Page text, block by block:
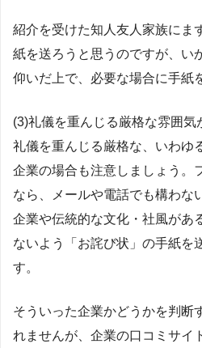
紹介を受けた知人友人家族にま
紙を送ろうと思うのですが、い
仰いだ上で、必要な場合に手紙
(3)礼儀を重んじる厳格な雰囲気
礼儀を重んじる厳格な、いわゆ
企業の場合も注意しましょう。
なら、メールや電話でも構わな
企業や伝統的な文化・社風があ
ないよう「お詫び状」の手紙を
す。
そういった企業かどうかを判断
れませんが、企業の口コミサイ